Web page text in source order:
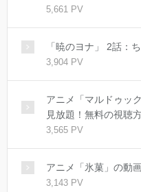
5,661 PV
「暁のヨナ」 2話：
3,904 PV
アニメ「マルドゥッ
見放題！無料の視聴
3,565 PV
アニメ「氷菓」の動
3,143 PV